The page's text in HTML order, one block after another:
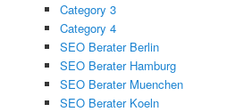
Category 3
Category 4
SEO Berater Berlin
SEO Berater Hamburg
SEO Berater Muenchen
SEO Berater Koeln